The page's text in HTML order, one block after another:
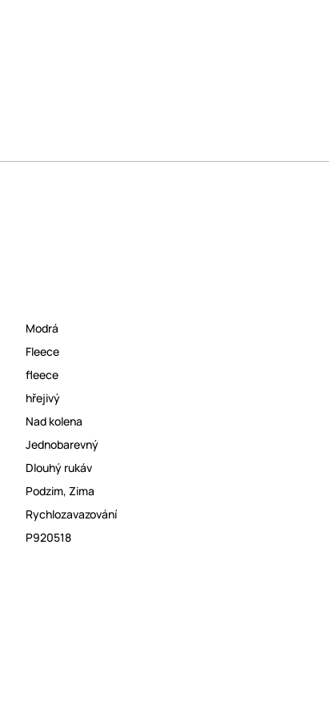
Modrá
Fleece
fleece
hřejivý
Nad kolena
Jednobarevný
Dlouhý rukáv
Podzim, Zima
Rychlozavazování
P920518